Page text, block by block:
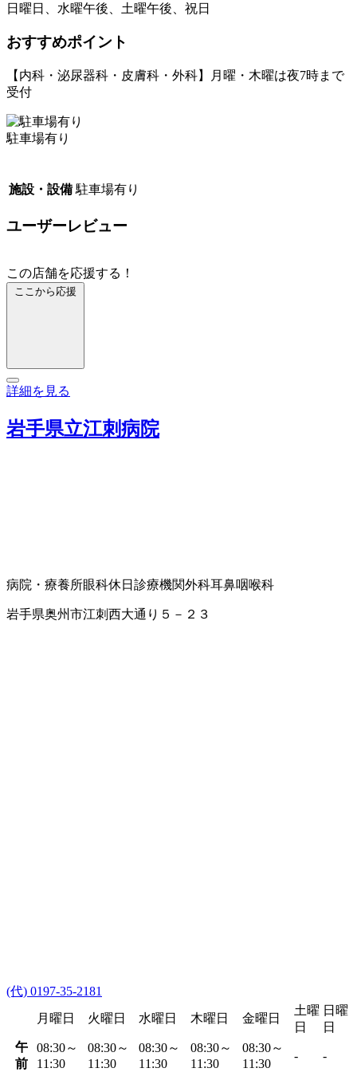
日曜日、水曜午後、土曜午後、祝日
おすすめポイント
【内科・泌尿器科・皮膚科・外科】月曜・木曜は夜7時まで
受付
駐車場有り
施設・設備 駐車場有り
ユーザーレビュー
この店舗を応援する！
ここから応援
詳細を見る
岩手県立江刺病院
病院・療養所眼科休日診療機関外科耳鼻咽喉科
岩手県奥州市江刺西大通り５－２３
(代) 0197-35-2181
月曜日
火曜日 水曜日 木曜日 金曜日
土曜
日
日曜
日
午
前
08:30～
11:30
08:30～
11:30
08:30～
11:30
08:30～
11:30
08:30～
11:30
- -